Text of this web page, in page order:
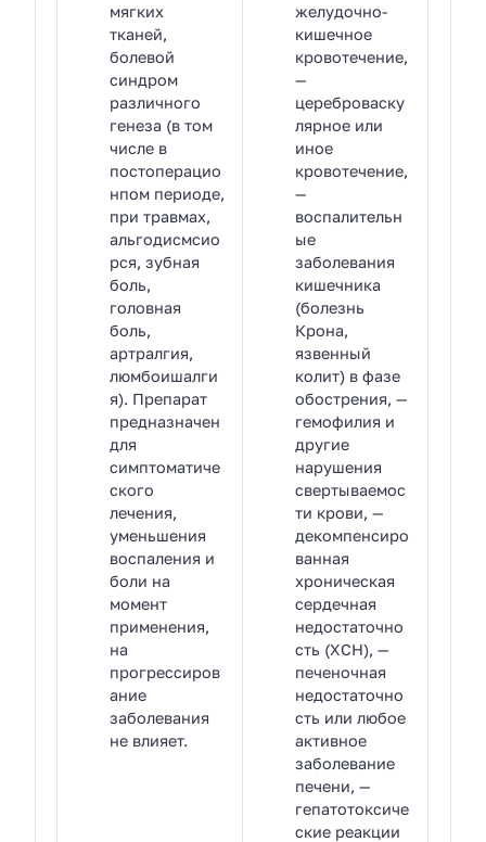
мягких
тканей,
болевой
синдром
различного
генеза (в том
числе в
постоперацио
нпом периоде,
при травмах,
альгодисмсио
рся, зубная
боль,
головная
боль,
артралгия,
люмбоишалги
я). Препарат
предназначен
для
симптоматиче
ского
лечения,
уменьшения
воспаления и
боли на
момент
применения,
на
прогрессиров
ание
заболевания
не влияет.
желудочно-
кишечное
кровотечение,
—
цереброваску
лярное или
иное
кровотечение,
—
воспалительн
ые
заболевания
кишечника
(болезнь
Крона,
язвенный
колит) в фазе
обострения, —
гемофилия и
другие
нарушения
свертываемос
ти крови, —
декомпенсиро
ванная
хроническая
сердечная
недостаточно
сть (ХСН), —
печеночная
недостаточно
сть или любое
активное
заболевание
печени, —
гепатотоксиче
ские реакции